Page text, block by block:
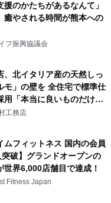
援のかたちがあるなんて」
癒やされる時間が熊本への
フ振興協議会
、北イタリア産の天然しっ
モ」の壁を 全住宅で標準仕
用「本当に良いものだけに
工務店
ムフィットネス 国内の会員
破】グランドオープンの
世界6,000店舗目で達成！
Fitness Japan